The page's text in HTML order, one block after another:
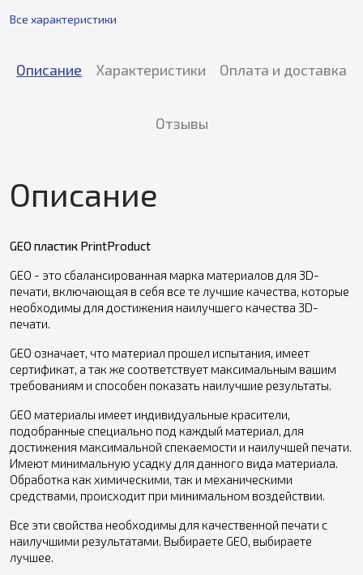
Все характеристики
Описание Характеристики Оплата и доставка
Отзывы
Описание
GEO пластик PrintProduct
GEO - это сбалансированная марка материалов для 3D-
печати, включающая в себя все те лучшие качества, которые
необходимы для достижения наилучшего качества 3D-
печати.
GEO означает, что материал прошел испытания, имеет
сертификат, а так же соответствует максимальным вашим
требованиям и способен показать наилучшие результаты.
GEO материалы имеет индивидуальные красители,
подобранные специально под каждый материал, для
достижения максимальной спекаемости и наилучшей печати.
Имеют минимальную усадку для данного вида материала.
Обработка как химическими, так и механическими
средствами, происходит при минимальном воздействии.
Все эти свойства необходимы для качественной печати с
наилучшими результатами. Выбираете GEO, выбираете
лучшее.